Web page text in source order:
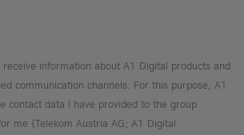
receive information about A1 Digital products and
communication channels. For this purpose, A1
contact data I have provided to the group
me (Telekom Austria AG; A1 Digital